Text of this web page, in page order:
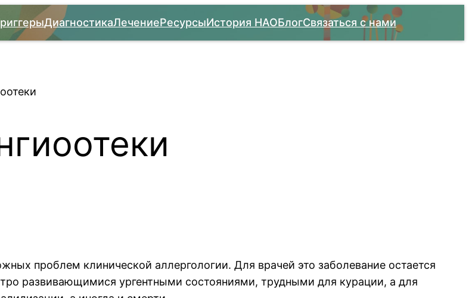
ДиагностикаЛечениеРесурсыИстория НАОБлогСвязаться с нами
проблем клинической аллергологии. Для врачей это заболевание остается
развивающимися ургентными состояниями, трудными для курации, а для